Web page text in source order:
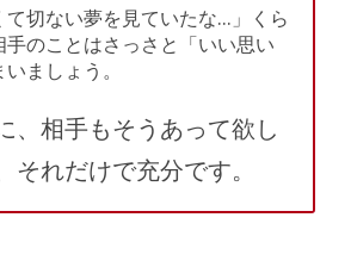
て切ない夢を見ていたな…」くら
手のことはさっさと「いい思い
ましょう。
、相手もそうあって欲し
それだけで充分です。